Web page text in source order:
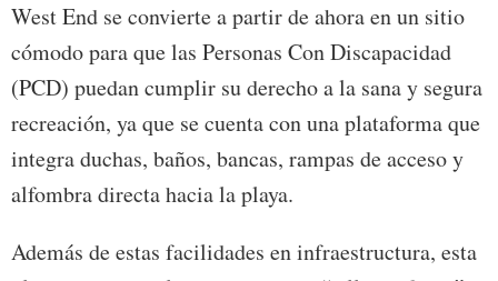
West End se convierte a partir de ahora en un sitio
cómodo para que las Personas Con Discapacidad
(PCD) puedan cumplir su derecho a la sana y segura
recreación, ya que se cuenta con una plataforma que
integra duchas, baños, bancas, rampas de acceso y
alfombra directa hacia la playa.
Además de estas facilidades en infraestructura, esta